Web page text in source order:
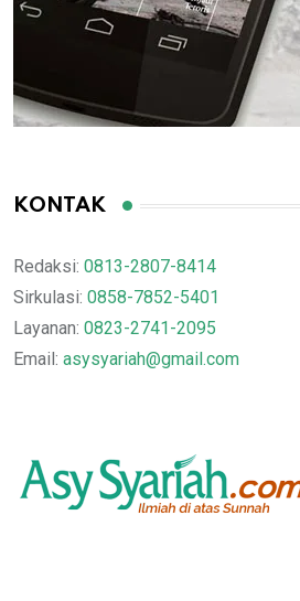
KONTAK
Redaksi: 0813-2807-8414
Sirkulasi: 0858-7852-5401
Layanan: 0823-2741-2095
Email: asysyariah@gmail.com